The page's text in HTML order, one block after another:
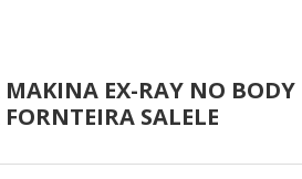
EX-RAY NO BODY
SALELE